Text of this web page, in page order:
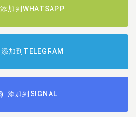
添加到WHATSAPP
添加到TELEGRAM
添加到SIGNAL